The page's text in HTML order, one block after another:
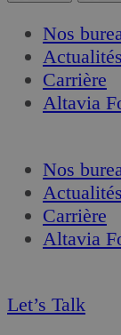
Nos
Actualités
Carrière
Altavia
Nos
Actualités
Carrière
Altavia
Let’s Talk